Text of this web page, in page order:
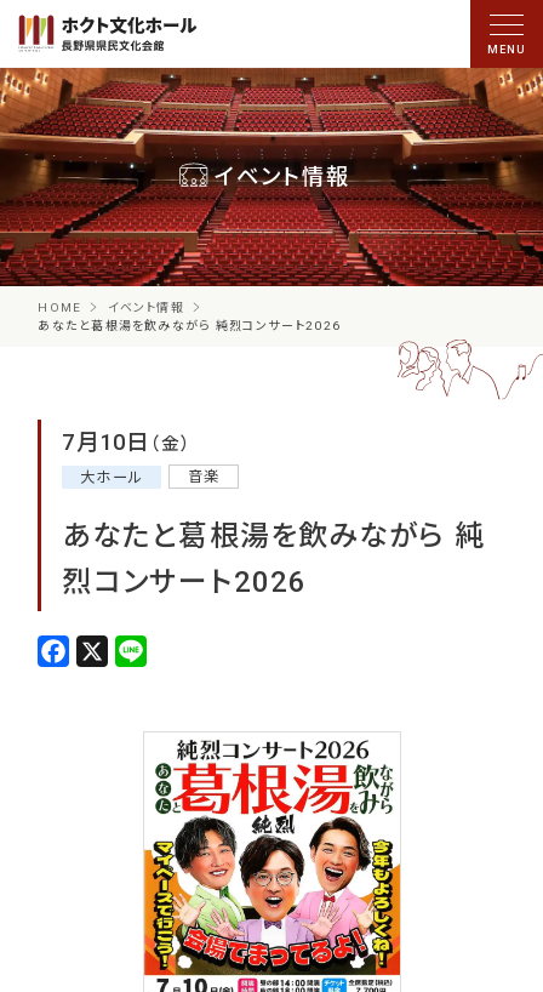
イベント情報
HOME
イベント情報
あなたと葛根湯を飲みながら 純烈コンサート2026
7月10日 （金）
大ホール 音楽
あなたと葛根湯を飲みながら 純
烈コンサート2026
F
a
X